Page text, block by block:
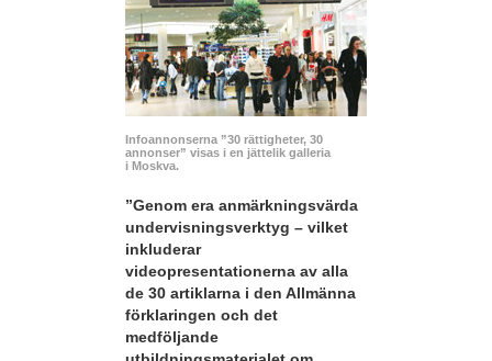
Infoannonserna ”30 rättigheter, 30
annonser” visas i en jättelik galleria
i Moskva.
”Genom era anmärkningsvärda
undervisningsverktyg – vilket
inkluderar
videopresentationerna av alla
de 30 artiklarna i den Allmänna
förklaringen och det
medföljande